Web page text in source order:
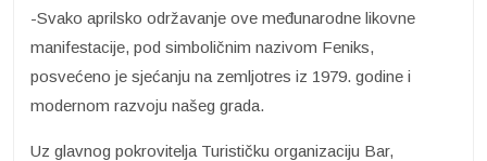
-Svako aprilsko održavanje ove međunarodne likovne
manifestacije, pod simboličnim nazivom Feniks,
posvećeno je sjećanju na zemljotres iz 1979. godine i
modernom razvoju našeg grada.
Uz glavnog pokrovitelja Turističku organizaciju Bar,